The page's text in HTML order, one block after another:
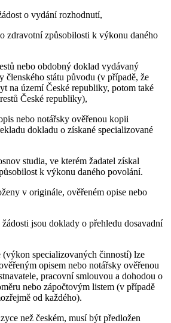
o vydání rozhodnutí,
zdravotní způsobilosti k výkonu daného
nebo obdobný doklad vydávaný
členského státu původu (v případě, že
na území České republiky, potom také
České republiky),
nebo notářsky ověřenou kopii
dokladu o získané specializované
studia, ve kterém žadatel získal
k výkonu daného povolání.
v originále, ověřeném opise nebo
jsou doklady o přehledu dosavadní
(výkon specializovaných činností) lze
opisem nebo notářsky ověřenou
pracovní smlouvou a dohodou o
nebo zápočtovým listem (v případě
od každého).
než českém, musí být předložen